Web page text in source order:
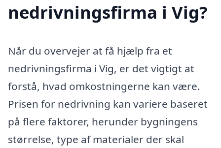
nedrivningsfirma i Vig?
Når du overvejer at få hjælp fra et
nedrivningsfirma i Vig, er det vigtigt at
forstå, hvad omkostningerne kan være.
Prisen for nedrivning kan variere baseret
på flere faktorer, herunder bygningens
størrelse, type af materialer der skal